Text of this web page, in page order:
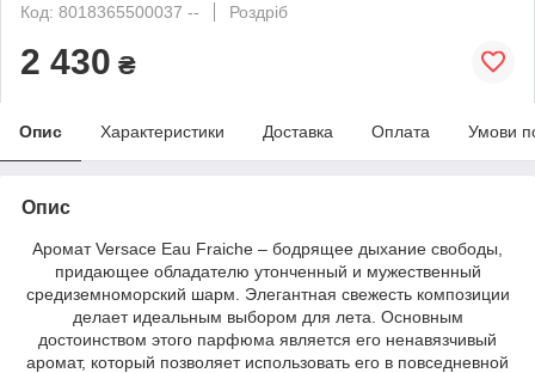
Код: 8018365500037 --
Роздріб
2 430 ₴
Опис Характеристики Доставка Оплата Умови
Опис
Аромат Versace Eau Fraiche – бодрящее дыхание свободы,
придающее обладателю утонченный и мужественный
средиземноморский шарм. Элегантная свежесть композиции
делает идеальным выбором для лета. Основным
достоинством этого парфюма является его ненавязчивый
аромат, который позволяет использовать его в повседневной